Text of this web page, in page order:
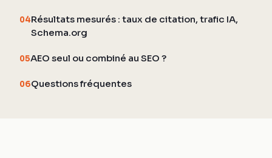
04Résultats mesurés : taux de citation, trafic IA,
Schema.org
05AEO seul ou combiné au SEO ?
06Questions fréquentes